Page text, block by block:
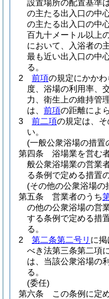
設置場所の配置基準
の主たる出入口の中
の主たる出入口の中
百九十メートル以上
において、入浴者の
最も近い出入口の中
る。
2
前項の規定にかか
度、浴場の利用率、
力、衛生上の維持管
は、 前項の距離によ
3
前二項の規定は、
い。
(一般公衆浴場の措置
第四条
浴場業を営む
般公衆浴場業の営業
る条例で定める措置
(その他の公衆浴場の
第五条
営業者のうち
の他の公衆浴場の営
する条例で定める措
る。
2
第二条第二号リ に
べき法第三条第二項
は、当該公衆浴場の
る。
(委任)
第六条
この条例に定